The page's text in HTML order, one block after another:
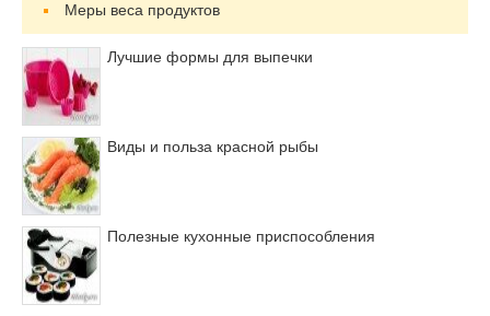
Меры веса продуктов
Лучшие формы для выпечки
Виды и польза красной рыбы
Полезные кухонные приспособления